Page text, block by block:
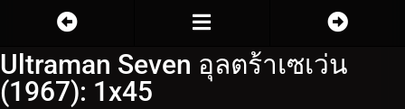
Ultraman Seven อุลตร้าเซเว่น
(1967): 1x45